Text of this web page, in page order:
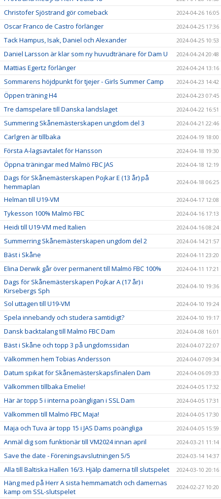
Christofer Sjöstrand gör comeback 2024-04-26 16:05
Oscar Franco de Castro förlänger 2024-04-25 17:36
Tack Hampus, Isak, Daniel och Alexander 2024-04-25 10:53
Daniel Larsson är klar som ny huvudtränare för Dam U 2024-04-24 20:48
Mattias Egertz förlänger 2024-04-24 13:16
Sommarens höjdpunkt för tjejer - Girls Summer Camp 2024-04-23 14:42
Öppen träning H4 2024-04-23 07:45
Tre damspelare till Danska landslaget 2024-04-22 16:51
Summering Skånemästerskapen ungdom del 3 2024-04-21 22:46
Carlgren är tillbaka 2024-04-19 18:00
Första A-lagsavtalet för Hansson 2024-04-18 19:30
Öppna träningar med Malmö FBC JAS 2024-04-18 12:19
Dags för Skånemästerskapen Pojkar E (13 år) på
hemmaplan
2024-04-18 06:25
Helman till U19-VM 2024-04-17 12:08
Tykesson 100% Malmö FBC 2024-04-16 17:13
Heidi till U19-VM med Italien 2024-04-16 08:24
Summerring Skånemästerskapen ungdom del 2 2024-04-14 21:57
Bäst i Skåne 2024-04-11 23:20
Elina Derwik går över permanent till Malmö FBC 100% 2024-04-11 17:21
Dags för Skånemästerskapen Pojkar A (17 år) i
Kirsebergs Sph
2024-04-10 19:36
Sol uttagen till U19-VM 2024-04-10 19:24
Spela innebandy och studera samtidigt? 2024-04-10 19:17
Dansk backtalang till Malmö FBC Dam 2024-04-08 16:01
Bäst i Skåne och topp 3 på ungdomssidan 2024-04-07 22:07
Välkommen hem Tobias Andersson 2024-04-07 09:34
Datum spikat för Skånemästerskapsfinalen Dam 2024-04-06 09:33
Välkommen tillbaka Emelie! 2024-04-05 17:32
Här är topp 5 i interna poängligan i SSL Dam 2024-04-05 17:31
Välkommen till Malmö FBC Maja! 2024-04-05 17:30
Maja och Tuva är topp 15 i JAS Dams poängliga 2024-04-05 15:59
Anmäl dig som funktionär till VM2024 innan april 2024-03-21 11:14
Save the date - Föreningsavslutningen 5/5 2024-03-14 14:37
Alla till Baltiska Hallen 16/3. Hjälp damerna till slutspelet 2024-03-10 20:16
Häng med på Herr A sista hemmamatch och damernas
kamp om SSL-slutspelet
2024-02-27 10:20